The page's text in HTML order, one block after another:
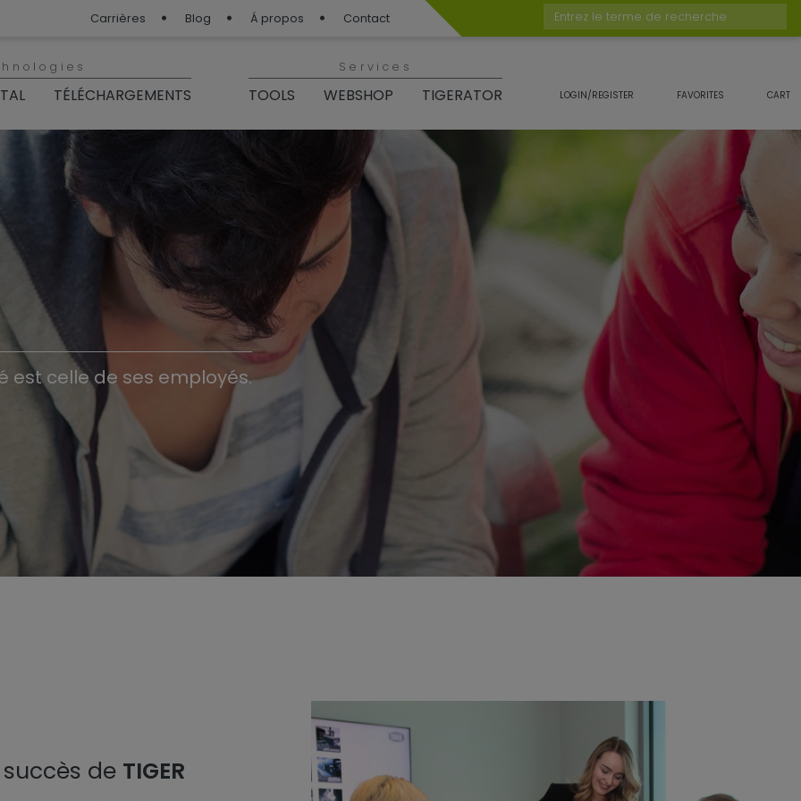
Carrières Blog Á propos Contact
Entrez le terme de recherche
TÉLÉCHARGEMENTS
Services
TOOLS WEBSHOP TIGERATOR LOGIN/REGISTER FAVORITES CART
est celle de ses employés.
succès de TIGER